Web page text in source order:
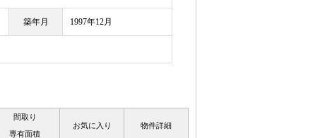
築年月 1997年12月
間取り
専有面積
お気に入り 物件詳細